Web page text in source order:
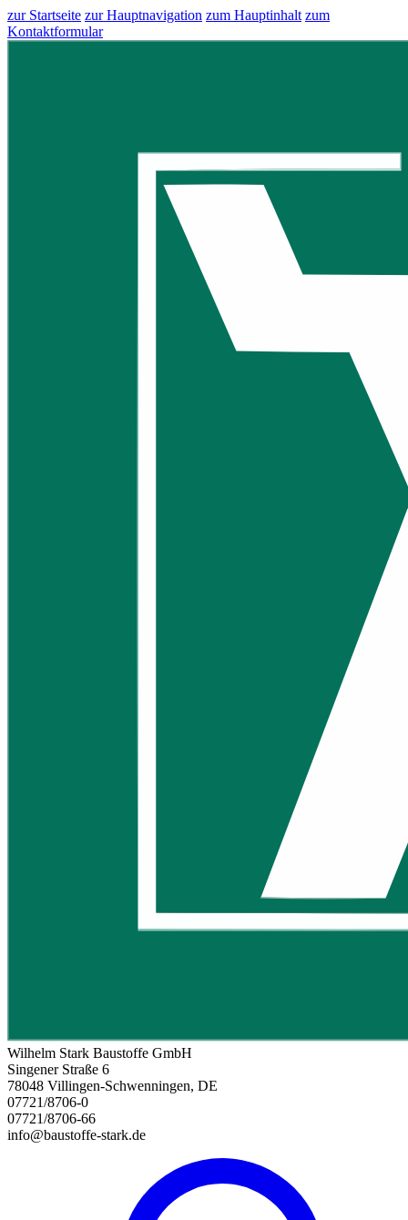
zur Startseite zur Hauptnavigation zum Hauptinhalt zum
Kontaktformular
Wilhelm Stark Baustoffe GmbH
Singener Straße 6
78048 Villingen-Schwenningen, DE
07721/8706-0
07721/8706-66
info@baustoffe-stark.de